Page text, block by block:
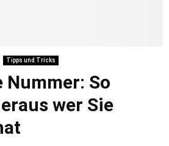
Tipps und Tricks
Nummer: So
wer Sie